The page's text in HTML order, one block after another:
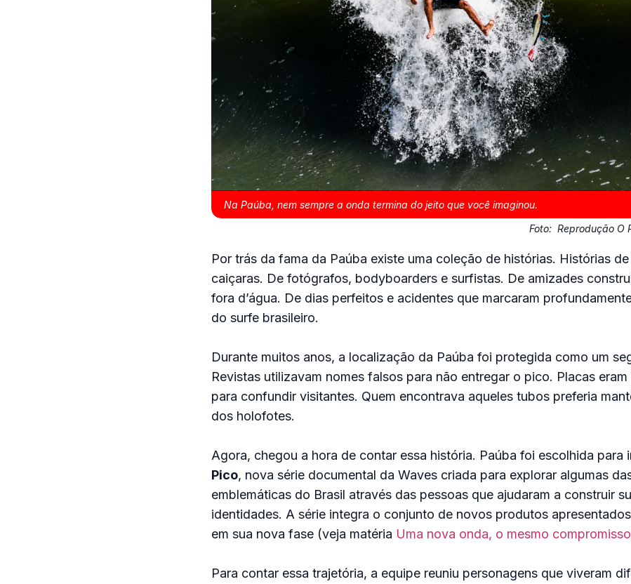
Na Paúba, nem sempre a onda termina do jeito que você imaginou.
Foto: Reprodução O
Por trás da fama da Paúba existe uma coleção de histórias. Histórias
caiçaras. De fotógrafos, bodyboarders e surfistas. De amizades
fora d’água. De dias perfeitos e acidentes que marcaram
do surfe brasileiro.
Durante muitos anos, a localização da Paúba foi protegida como um
Revistas utilizavam nomes falsos para não entregar o pico. Placas
para confundir visitantes. Quem encontrava aqueles tubos preferia
dos holofotes.
Agora, chegou a hora de contar essa história. Paúba foi escolhida para
Pico, nova série documental da Waves criada para explorar algumas
emblemáticas do Brasil através das pessoas que ajudaram a construir
identidades. A série integra o conjunto de novos produtos
em sua nova fase (veja matéria Uma nova onda, o mesmo compromisso
Para contar essa trajetória, a equipe reuniu personagens que viveram